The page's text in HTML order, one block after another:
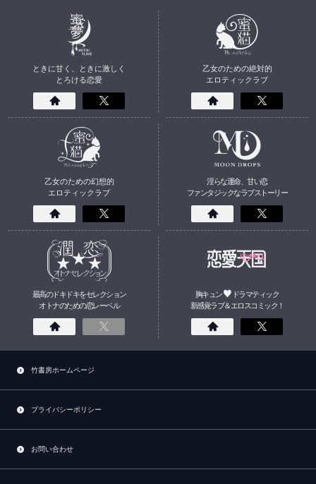
ときに甘く、ときに激しく
とろける恋愛
乙女のための絶対的
エロティックラブ
乙女のための幻想的
エロティックラブ
淫らな運命、甘い恋
ファンタジックなラブストーリー
最高のドキドキをセレクション
オトナのための恋レーベル
胸キュン
ドラマティック
新感覚ラブ＆エロスコミック！
竹書房ホームページ
プライバシーポリシー
お問い合わせ